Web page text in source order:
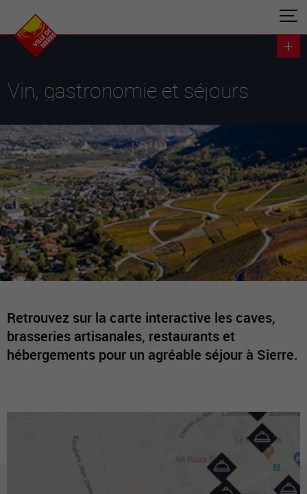
Vin, gastronomie et séjours
Retrouvez sur la carte interactive les caves,
brasseries artisanales, restaurants et
hébergements pour un agréable séjour à Sierre.